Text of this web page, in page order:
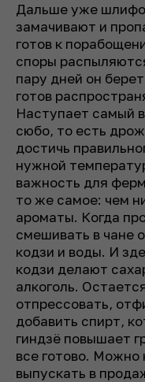
Дальше уже
замачивают и
готов к
споры
пару дней он
готов
Наступает самый
сюбо, то есть
достичь
нужной
важность для
то же самое: чем
ароматы. Когда
смешивать в чане
кодзи и воды. И
кодзи делают
алкоголь.
отпрессовать,
добавить спирт,
гиндзё повышает
все готово. Можно
выпускать в